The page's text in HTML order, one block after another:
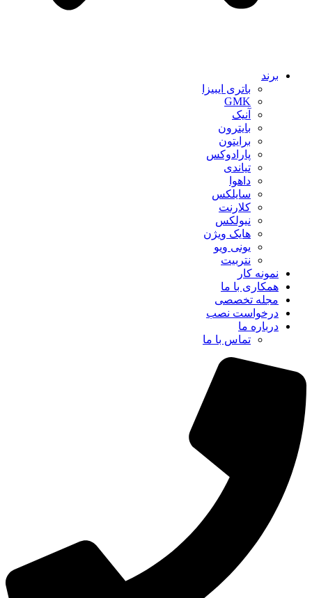
برند
باتری ایبیزا
GMK
آنیک
بایترون
برایتون
پارادوکس
تیاندی
داهوا
سایلکس
کلارنت
نیولکس
هایک ویژن
یونی ویو
نتربیت
نمونه کار
همکاری با ما
مجله تخصصی
درخواست نصب
درباره ما
تماس با ما